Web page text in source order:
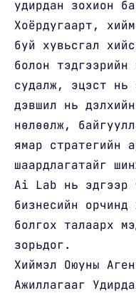
удирдан зохион
Хоёрдугаарт,
буй хувьсгал
болон тэдгээрийн
судалж, эцэст нь
дэвшил нь
нөлөөлж,
ямар стратегийн
шаардлагатайг
Ai Lab нь эдгээр
бизнесийн
болгох талаарх
зорьдог.
Хиймэл Оюуны
Ажиллагааг